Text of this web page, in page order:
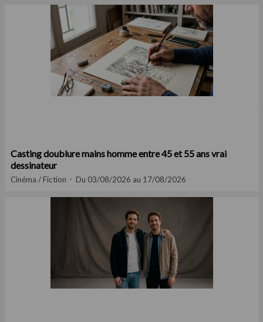
Casting doublure mains homme entre 45 et 55 ans vrai
dessinateur
Cinéma / Fiction Du 03/08/2026 au 17/08/2026